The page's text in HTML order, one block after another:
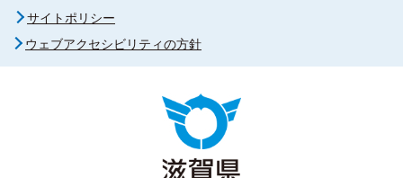
サイトポリシー
ウェブアクセシビリティの方針